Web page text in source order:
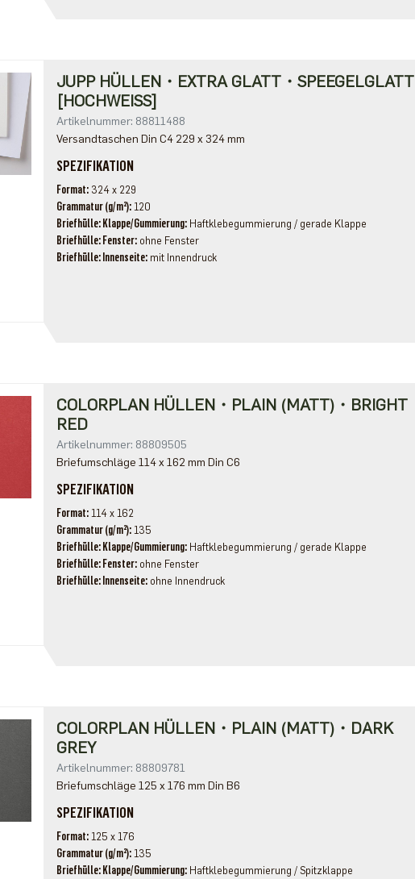
JUPP HÜLLEN・EXTRA GLATT・SPEEGELGLATT
[HOCHWEISS]
Artikelnummer: 88811488
Versandtaschen Din C4 229 x 324 mm
SPEZIFIKATION
Format 324 x 229
Grammatur (g/m²) 120
Briefhülle: Klappe/Gummierung Haftklebegummierung / gerade Klappe
Briefhülle: Fenster ohne Fenster
Briefhülle: Innenseite mit Innendruck
COLORPLAN HÜLLEN・PLAIN (MATT)・BRIGHT
RED
Artikelnummer: 88809505
Briefumschläge 114 x 162 mm Din C6
SPEZIFIKATION
Format 114 x 162
Grammatur (g/m²) 135
Briefhülle: Klappe/Gummierung Haftklebegummierung / gerade Klappe
Briefhülle: Fenster ohne Fenster
Briefhülle: Innenseite ohne Innendruck
COLORPLAN HÜLLEN・PLAIN (MATT)・DARK
GREY
Artikelnummer: 88809781
Briefumschläge 125 x 176 mm Din B6
SPEZIFIKATION
Format 125 x 176
Grammatur (g/m²) 135
Briefhülle: Klappe/Gummierung Haftklebegummierung / Spitzklappe